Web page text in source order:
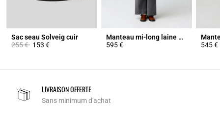
Sac seau Solveig cuir
Prix réduit à partir de
255 €à153 €
Manteau mi-long laine mélangée
595 €
545 €
LIVRAISON OFFERTE
Sans minimum d'achat